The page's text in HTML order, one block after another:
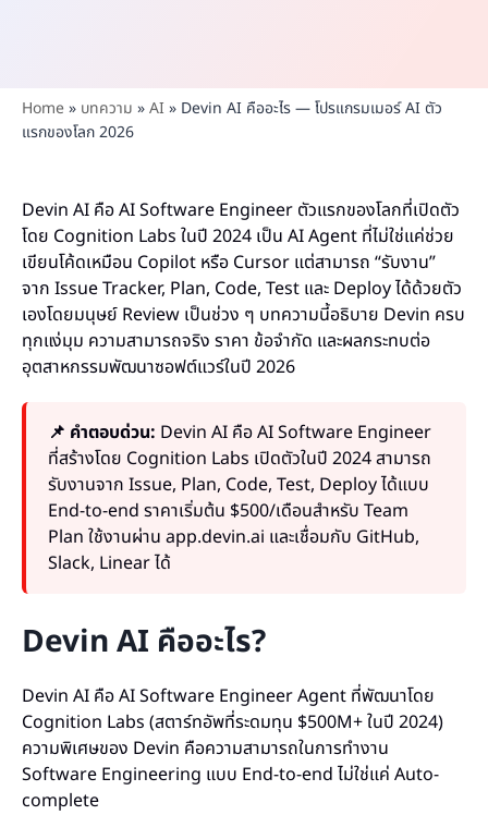
Home» บทความ »AI » Devin AI คืออะไร — โปรแกรมเมอร์ AI ตัว
แรกของโลก 2026
Devin AI คือ AI Software Engineer ตัวแรกของโลกที่เปิดตัว
โดย Cognition Labs ในปี 2024 เป็น AI Agent ที่ไม่ใช่แค่ช่วย
เขียนโค้ดเหมือน Copilot หรือ Cursor แต่สามารถ “รับงาน”
จาก Issue Tracker, Plan, Code, Test และ Deploy ได้ด้วยตัว
เองโดยมนุษย์ Review เป็นช่วง ๆ บทความนี้อธิบาย Devin ครบ
ทุกแง่มุม ความสามารถจริง ราคา ข้อจำกัด และผลกระทบต่อ
อุตสาหกรรมพัฒนาซอฟต์แวร์ในปี 2026
📌 คำตอบด่วน: Devin AI คือ AI Software Engineer
ที่สร้างโดย Cognition Labs เปิดตัวในปี 2024 สามารถ
รับงานจาก Issue, Plan, Code, Test, Deploy ได้แบบ
End-to-end ราคาเริ่มต้น $500/เดือนสำหรับ Team
Plan ใช้งานผ่าน app.devin.ai และเชื่อมกับ GitHub,
Slack, Linear ได้
Devin AI คืออะไร?
Devin AI คือ AI Software Engineer Agent ที่พัฒนาโดย
Cognition Labs (สตาร์ทอัพที่ระดมทุน $500M+ ในปี 2024)
ความพิเศษของ Devin คือความสามารถในการทำงาน
Software Engineering แบบ End-to-end ไม่ใช่แค่ Auto-
complete